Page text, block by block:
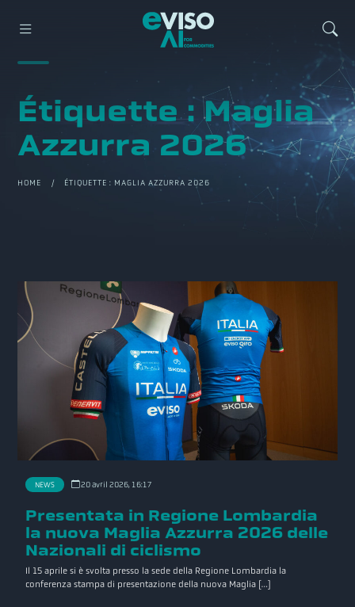
Étiquette :Maglia
Azzurra 2026
HOME / ÉTIQUETTE : MAGLIA AZZURRA 2026
NEWS 20 avril 2026, 16:17
Presentata in Regione Lombardia
la nuova Maglia Azzurra 2026 delle
Nazionali di ciclismo
Il 15 aprile si è svolta presso la sede della Regione Lombardia la
conferenza stampa di presentazione della nuova Maglia […]